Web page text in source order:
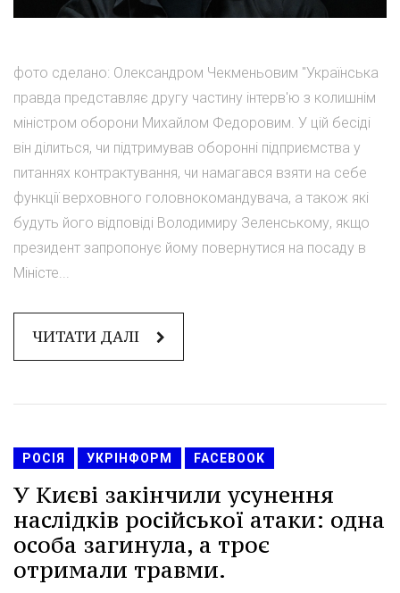
фото сделано: Олександром Чекменьовим "Українська
правда представляє другу частину інтерв'ю з колишнім
міністром оборони Михайлом Федоровим. У цій бесіді
він ділиться, чи підтримував оборонні підприємства у
питаннях контрактування, чи намагався взяти на себе
функції верховного головнокомандувача, а також які
будуть його відповіді Володимиру Зеленському, якщо
президент запропонує йому повернутися на посаду в
Міністе...
ЧИТАТИ ДАЛІ
РОСІЯ УКРІНФОРМ FACEBOOK
У Києві закінчили усунення
наслідків російської атаки: одна
особа загинула, а троє
отримали травми.